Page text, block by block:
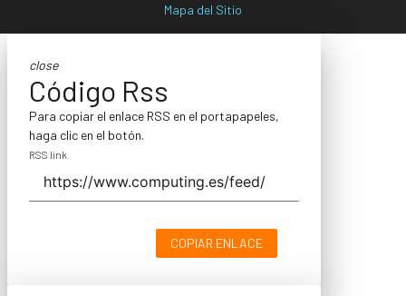
Mapa del Sitio
close
Código Rss
Para copiar el enlace RSS en el portapapeles,
haga clic en el botón.
RSS link
COPIAR ENLACE